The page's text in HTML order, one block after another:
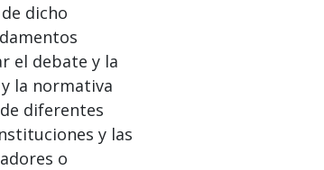
dicho
el debate y la
la normativa
diferentes
y las
o